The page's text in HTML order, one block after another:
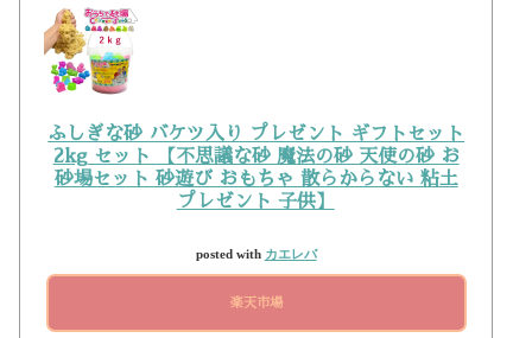
ふしぎな砂 バケツ入り プレゼント ギフトセット
2kg セット 【不思議な砂 魔法の砂 天使の砂 お
砂場セット 砂遊び おもちゃ 散らからない 粘土
プレゼント 子供】
posted with カエレバ
楽天市場